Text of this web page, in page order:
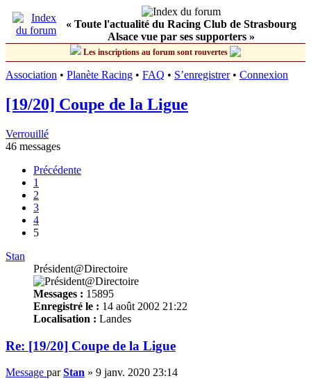
« Toute l'actualité du Racing Club de Strasbourg
Alsace vue par ses supporters »
Les inscriptions au forum sont rouvertes
Association • Planète Racing • FAQ • S’enregistrer• Connexion
[19/20] Coupe de la Ligue
Verrouillé
46 messages
Précédente
1
2
3
4
5
Stan
Président@Directoire
Messages : 15895
Enregistré le : 14 août 2002 21:22
Localisation : Landes
Re: [19/20] Coupe de la Ligue
Message parStan » 9 janv. 2020 23:14